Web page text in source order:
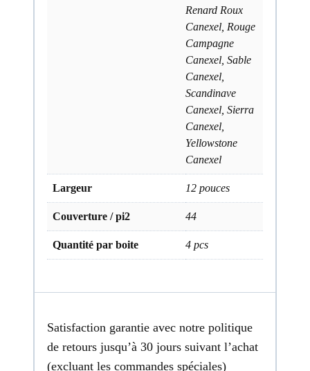
Renard Roux
Canexel, Rouge
Campagne
Canexel, Sable
Canexel,
Scandinave
Canexel, Sierra
Canexel,
Yellowstone
Canexel
Largeur 12 pouces
Couverture / pi2 44
Quantité par boite 4 pcs
Satisfaction garantie avec notre politique
de retours jusqu’à 30 jours suivant l’achat
(excluant les commandes spéciales)